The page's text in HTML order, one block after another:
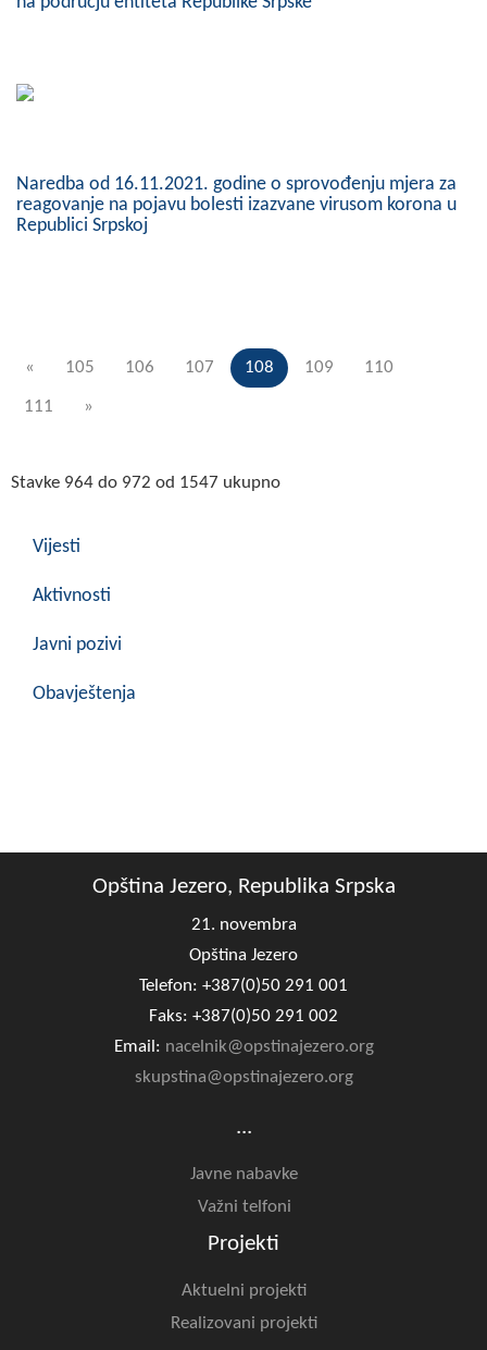
Naredba od 16.11.2021. godine o sprovođenju mjera za
reagovanje na pojavu bolesti izazvane virusom korona u
Republici Srpskoj
« 105 106 107 108 109 110
111 »
Stavke 964 do 972 od 1547 ukupno
Vijesti
Aktivnosti
Javni pozivi
Obavještenja
Opština Jezero, Republika Srpska
21. novembra
Opština Jezero
Telefon: +387(0)50 291 001
Faks: +387(0)50 291 002
Email: nacelnik@opstinajezero.org
skupstina@opstinajezero.org
...
Javne nabavke
Važni telfoni
Projekti
Aktuelni projekti
Realizovani projekti